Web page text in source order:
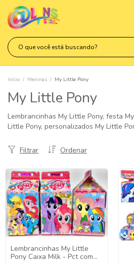
Início / Meninas / My Little Pony
My Little Pony
Lembrancinhas My Little Pony, festa
Little Pony, personalizados My Little
Ordenar
Filtrar
Lembrancinhas My Little
Pony Caixa Milk - Pct com